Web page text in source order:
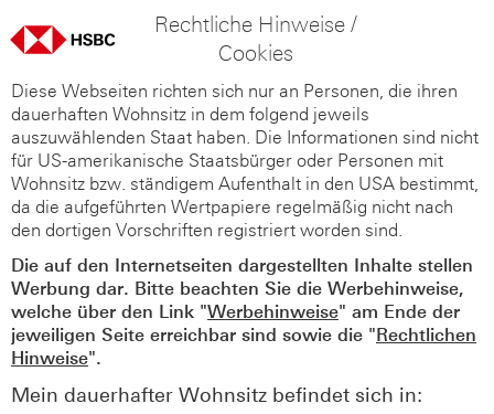
Rechtliche Hinweise /
Cookies
Diese Webseiten richten sich nur an Personen, die ihren
dauerhaften Wohnsitz in dem folgend jeweils
auszuwählenden Staat haben. Die Informationen sind nicht
für US-amerikanische Staatsbürger oder Personen mit
Wohnsitz bzw. ständigem Aufenthalt in den USA bestimmt,
da die aufgeführten Wertpapiere regelmäßig nicht nach
den dortigen Vorschriften registriert worden sind.
Die auf den Internetseiten dargestellten Inhalte stellen
Werbung dar. Bitte beachten Sie die Werbehinweise,
welche über den Link "Werbehinweise" am Ende der
jeweiligen Seite erreichbar sind sowie die "Rechtlichen
Hinweise".
Mein dauerhafter Wohnsitz befindet sich in: